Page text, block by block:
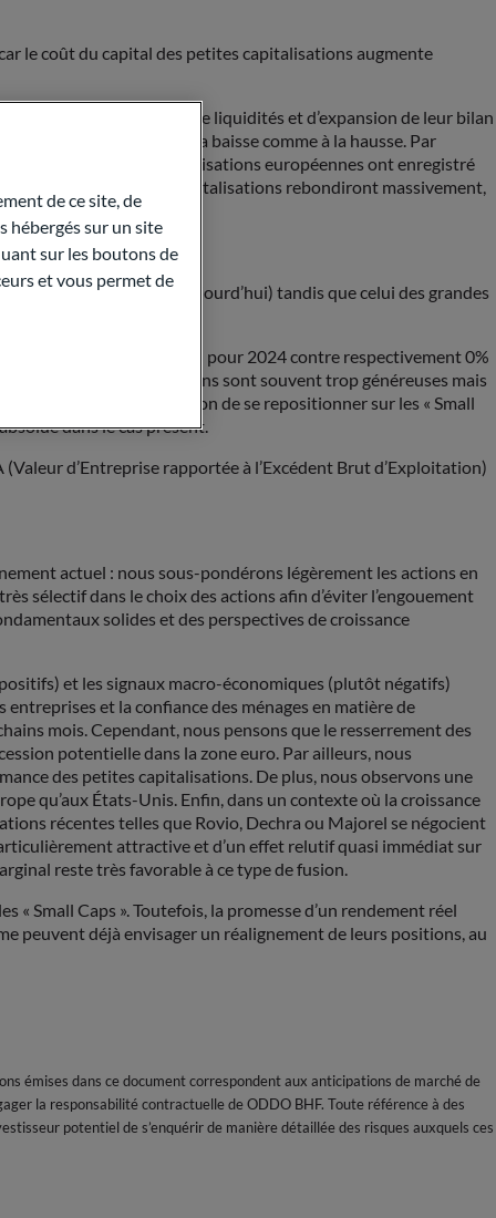
le coût du capital des petites capitalisations augmente
politique d’injection de liquidités et d’expansion de leur bilan
du marché, à la baisse comme à la hausse. Par
», et les micro-capitalisations européennes ont enregistré
les actions de petites capitalisations rebondiront massivement,
significatif.
en 2018 contre 13.2 aujourd’hui) tandis que celui des grandes
+27% pour 2023 et +16% pour 2024 contre respectivement 0%
que les anticipations sont souvent trop généreuses mais
année. Notre conviction de se repositionner sur les « Small
dans le cas présent.
d’Entreprise rapportée à l’Excédent Brut d’Exploitation)
actuel : nous sous-pondérons légèrement les actions en
sélectif dans le choix des actions afin d’éviter l’engouement
solides et des perspectives de croissance
et les signaux macro-économiques (plutôt négatifs)
et la confiance des ménages en matière de
mois. Cependant, nous pensons que le resserrement des
potentielle dans la zone euro. Par ailleurs, nous
des petites capitalisations. De plus, nous observons une
qu’aux États-Unis. Enfin, dans un contexte où la croissance
récentes telles que Rovio, Dechra ou Majorel se négocient
attractive et d’un effet relutif quasi immédiat sur
reste très favorable à ce type de fusion.
Small Caps ». Toutefois, la promesse d’un rendement réel
peuvent déjà envisager un réalignement de leurs positions, au
émises dans ce document correspondent aux anticipations de marché de
la responsabilité contractuelle de ODDO BHF. Toute référence à des
potentiel de s’enquérir de manière détaillée des risques auxquels ces
de ce site, de
hébergés sur un site
sur les boutons de
et vous permet de